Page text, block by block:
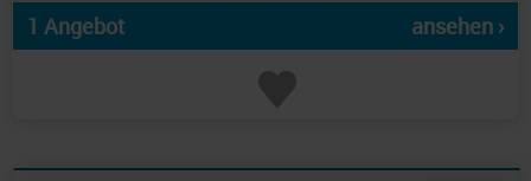
1 Angebot ansehen ›